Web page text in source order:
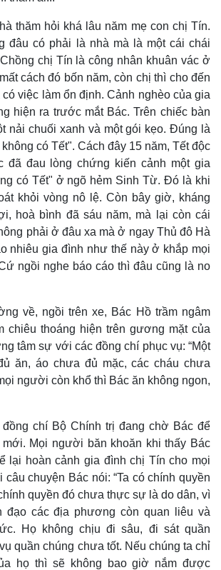
Công nghệ
Sành điệu
Tin Công nghệ
Trải nghiệm
Chuyển đổi số
thăm hỏi khá lâu năm mẹ con chị Tín.
đâu có phải là nhà mà là một cái chái
chị Tín là công nhân khuân vác ở
cách đó bốn năm, còn chị thì cho đến
có việc làm ổn định. Cảnh nghèo của gia
hiện ra trước mắt Bác. Trên chiếc bàn
nải chuối xanh và một gói kẹo. Đúng là
có Tết". Cách đây 15 năm, Tết độc
đã đau lòng chứng kiến cảnh một gia
có Tết" ở ngõ hẻm Sinh Từ. Đó là khi
khỏi vòng nô lệ. Còn bây giờ, kháng
hoà bình đã sáu năm, mà lại còn cái
phải ở đâu xa mà ở ngay Thủ đô Hà
nhiêu gia đình như thế này ở khắp mọi
ngồi nghe báo cáo thì đâu cũng là no
về, ngồi trên xe, Bác Hồ trầm ngâm
chiêu thoáng hiện trên gương mặt của
tâm sự với các đồng chí phục vụ: “Một
ăn, áo chưa đủ mặc, các cháu chưa
người còn khổ thì Bác ăn không ngon,
chí Bộ Chính trị đang chờ Bác để
Mọi người băn khoăn khi thấy Bác
lại hoàn cảnh gia đình chị Tín cho mọi
chuyện Bác nói: “Ta có chính quyền
quyền đó chưa thực sự là do dân, vì
đạo các địa phương còn quan liêu và
Họ không chịu đi sâu, đi sát quần
quần chúng chưa tốt. Nếu chúng ta chỉ
họ thì sẽ không bao giờ nắm được